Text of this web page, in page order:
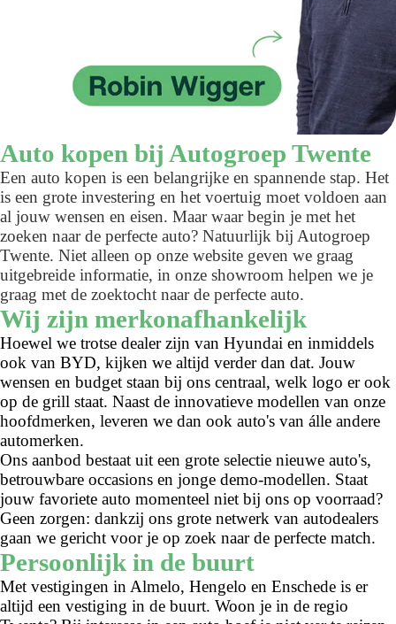
Auto kopen bij Autogroep Twente
Een auto kopen is een belangrijke en spannende stap. Het
is een grote investering en het voertuig moet voldoen aan
al jouw wensen en eisen. Maar waar begin je met het
zoeken naar de perfecte auto? Natuurlijk bij Autogroep
Twente. Niet alleen op onze website geven we graag
uitgebreide informatie, in onze showroom helpen we je
graag met de zoektocht naar de perfecte auto.
Wij zijn merkonafhankelijk
Hoewel we trotse dealer zijn van Hyundai en inmiddels
ook van BYD, kijken we altijd verder dan dat. Jouw
wensen en budget staan bij ons centraal, welk logo er ook
op de grill staat. Naast de innovatieve modellen van onze
hoofdmerken, leveren we dan ook auto's van álle andere
automerken.
Ons aanbod bestaat uit een grote selectie nieuwe auto's,
betrouwbare occasions en jonge demo-modellen. Staat
jouw favoriete auto momenteel niet bij ons op voorraad?
Geen zorgen: dankzij ons grote netwerk van autodealers
gaan we gericht voor je op zoek naar de perfecte match.
Persoonlijk in de buurt
Met vestigingen in Almelo, Hengelo en Enschede is er
altijd een vestiging in de buurt. Woon je in de regio